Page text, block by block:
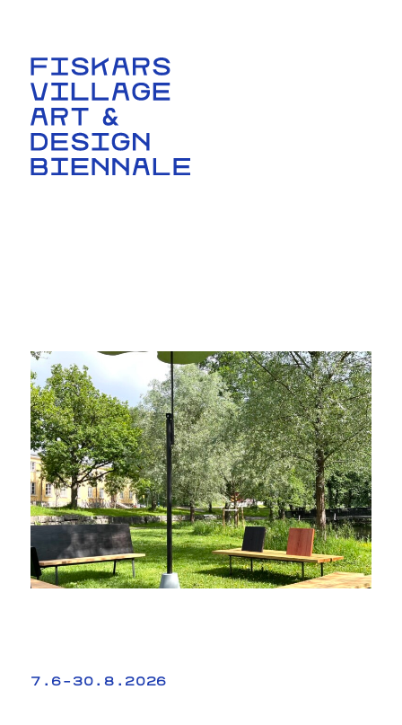
7.6–30.8.2026